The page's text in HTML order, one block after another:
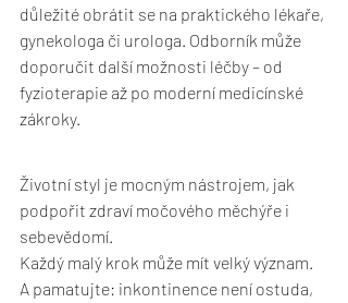
důležité obrátit se na praktického lékaře,
gynekologa či urologa. Odborník může
doporučit další možnosti léčby – od
fyzioterapie až po moderní medicínské
zákroky.
Životní styl je mocným nástrojem, jak
podpořit zdraví močového měchýře i
sebevědomí.
Každý malý krok může mít velký význam.
A pamatujte: inkontinence není ostuda,